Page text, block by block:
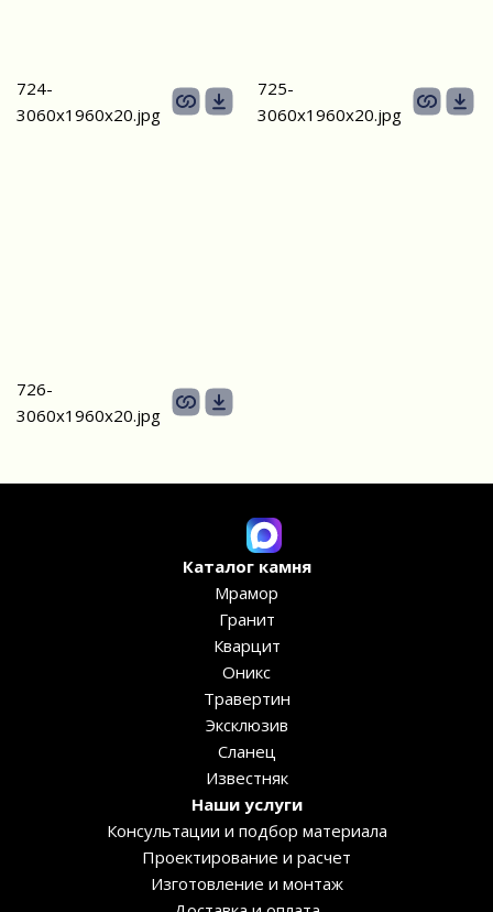
724-
3060х1960x20.jpg
725-
3060х1960x20.jpg
726-
3060х1960x20.jpg
Каталог камня
Мрамор
Гранит
Кварцит
Оникс
Травертин
Эксклюзив
Сланец
Известняк
Наши услуги
Консультации и подбор материала
Проектирование и расчет
Изготовление и монтаж